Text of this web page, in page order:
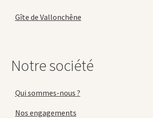
Gîte de Vallonchêne
Notre société
Qui sommes-nous ?
Nos engagements